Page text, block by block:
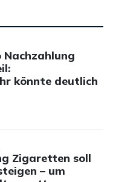
Nachzahlung
könnte deutlich
Zigaretten soll
– um